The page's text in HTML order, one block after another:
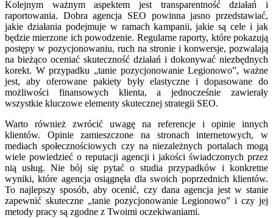
Kolejnym ważnym aspektem jest transparentność działań i
raportowania. Dobra agencja SEO powinna jasno przedstawiać,
jakie działania podejmuje w ramach kampanii, jakie są cele i jak
będzie mierzone ich powodzenie. Regularne raporty, które pokazują
postępy w pozycjonowaniu, ruch na stronie i konwersje, pozwalają
na bieżąco oceniać skuteczność działań i dokonywać niezbędnych
korekt. W przypadku „tanie pozycjonowanie Legionowo”, ważne
jest, aby oferowane pakiety były elastyczne i dopasowane do
możliwości finansowych klienta, a jednocześnie zawierały
wszystkie kluczowe elementy skutecznej strategii SEO.
Warto również zwrócić uwagę na referencje i opinie innych
klientów. Opinie zamieszczone na stronach internetowych, w
mediach społecznościowych czy na niezależnych portalach mogą
wiele powiedzieć o reputacji agencji i jakości świadczonych przez
nią usług. Nie bój się pytać o studia przypadków i konkretne
wyniki, które agencja osiągnęła dla swoich poprzednich klientów.
To najlepszy sposób, aby ocenić, czy dana agencja jest w stanie
zapewnić skuteczne „tanie pozycjonowanie Legionowo” i czy jej
metody pracy są zgodne z Twoimi oczekiwaniami.